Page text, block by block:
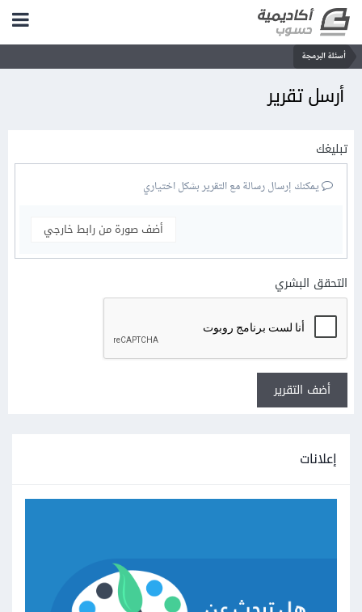
أسئلة البرمجة
أرسل تقرير
تبليغك
يمكنك إرسال رسالة مع التقرير بشكل اختياري
أضف صورة من رابط خارجي
التحقق البشري
أضف التقرير
إعلانات